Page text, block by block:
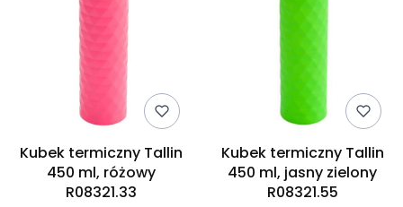
Kubek termiczny Tallin
450 ml, różowy
R08321.33
Kubek termiczny Tallin
450 ml, jasny zielony
R08321.55